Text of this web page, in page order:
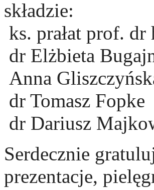
składzie:
ks. prałat prof. dr
dr Elżbieta
Anna
dr Tomasz Fopke
dr Dariusz
Serdecznie
prezentacje,